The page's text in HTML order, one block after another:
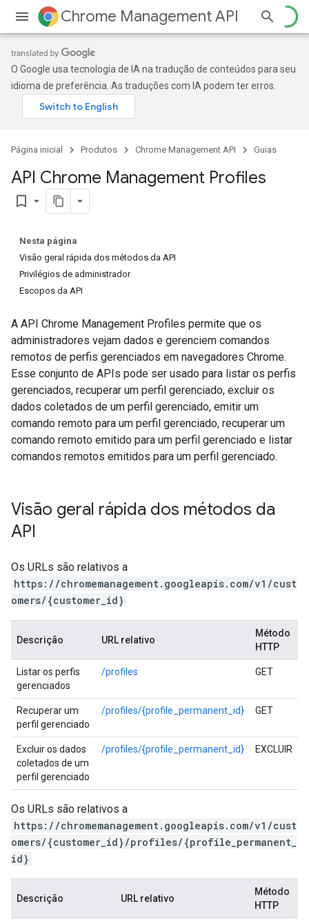
Chrome Management API
O Google usa tecnologia de IA na tradução de conteúdos para seu
idioma de preferência. As traduções com IA podem ter erros.
Página inicial Produtos Chrome Management API Guias
API Chrome Management Profiles
bookmark_border
Nesta página
Visão geral rápida dos métodos da API
Privilégios de administrador
Escopos da API
A API Chrome Management Profiles permite que os
administradores vejam dados e gerenciem comandos
remotos de perfis gerenciados em navegadores Chrome.
Esse conjunto de APIs pode ser usado para listar os perfis
gerenciados, recuperar um perfil gerenciado, excluir os
dados coletados de um perfil gerenciado, emitir um
comando remoto para um perfil gerenciado, recuperar um
comando remoto emitido para um perfil gerenciado e listar
comandos remotos emitidos para um perfil gerenciado.
Visão geral rápida dos métodos da
API
Os URLs são relativos a
https://chromemanagement.googleapis.com/v1/cust
omers/{customer_id}
Descrição URL relativo
Método
HTTP
Listar os perfis
gerenciados
/profiles GET
Recuperar um
perfil gerenciado
/profiles/{profile_permanent_id} GET
Excluir os dados
coletados de um
perfil gerenciado
/profiles/{profile_permanent_id} EXCLUIR
Os URLs são relativos a
https://chromemanagement.googleapis.com/v1/cust
omers/{customer_id}/profiles/{profile_permanent_
id}
Descrição URL relativo
Método
HTTP